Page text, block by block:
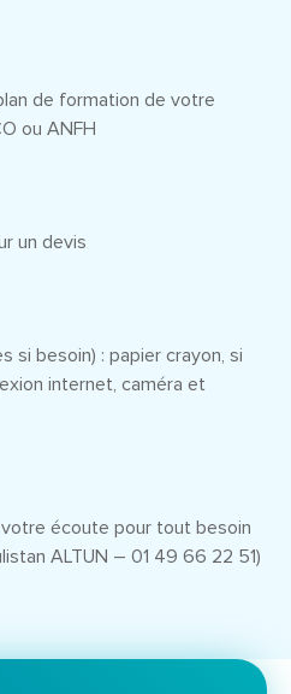
de formation de votre
ou ANFH
un devis
si besoin) : papier crayon, si
internet, caméra et
écoute pour tout besoin
ALTUN – 01 49 66 22 51)